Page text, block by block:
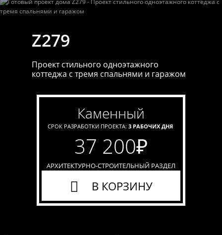
Z279
Проект стильного одноэтажного
коттеджа с тремя спальнями и гаражом
каменный
СРОК РАЗРАБОТКИ ПРОЕКТА: 3 РАБОЧИХ ДНЯ
37 200₽
АРХИТЕКТУРНО-СТРОИТЕЛЬНЫЙ РАЗДЕЛ
В КОРЗИНУ